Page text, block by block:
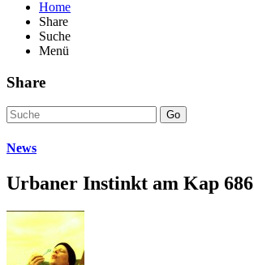
Home
Share
Suche
Menü
Share
Go
News
Urbaner Instinkt am Kap 686